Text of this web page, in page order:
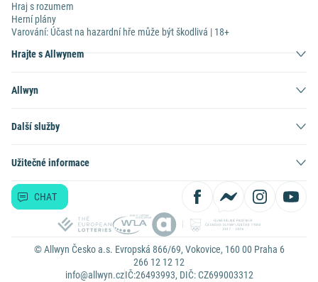
Hraj s rozumem
Herní plány
Varování: Účast na hazardní hře může být škodlivá | 18+
Hrajte s Allwynem
Allwyn
Další služby
Užitečné informace
CHAT
© Allwyn Česko a.s. Evropská 866/69, Vokovice, 160 00 Praha 6
266 12 12 12
info@allwyn.czIČ:26493993, DIČ: CZ699003312